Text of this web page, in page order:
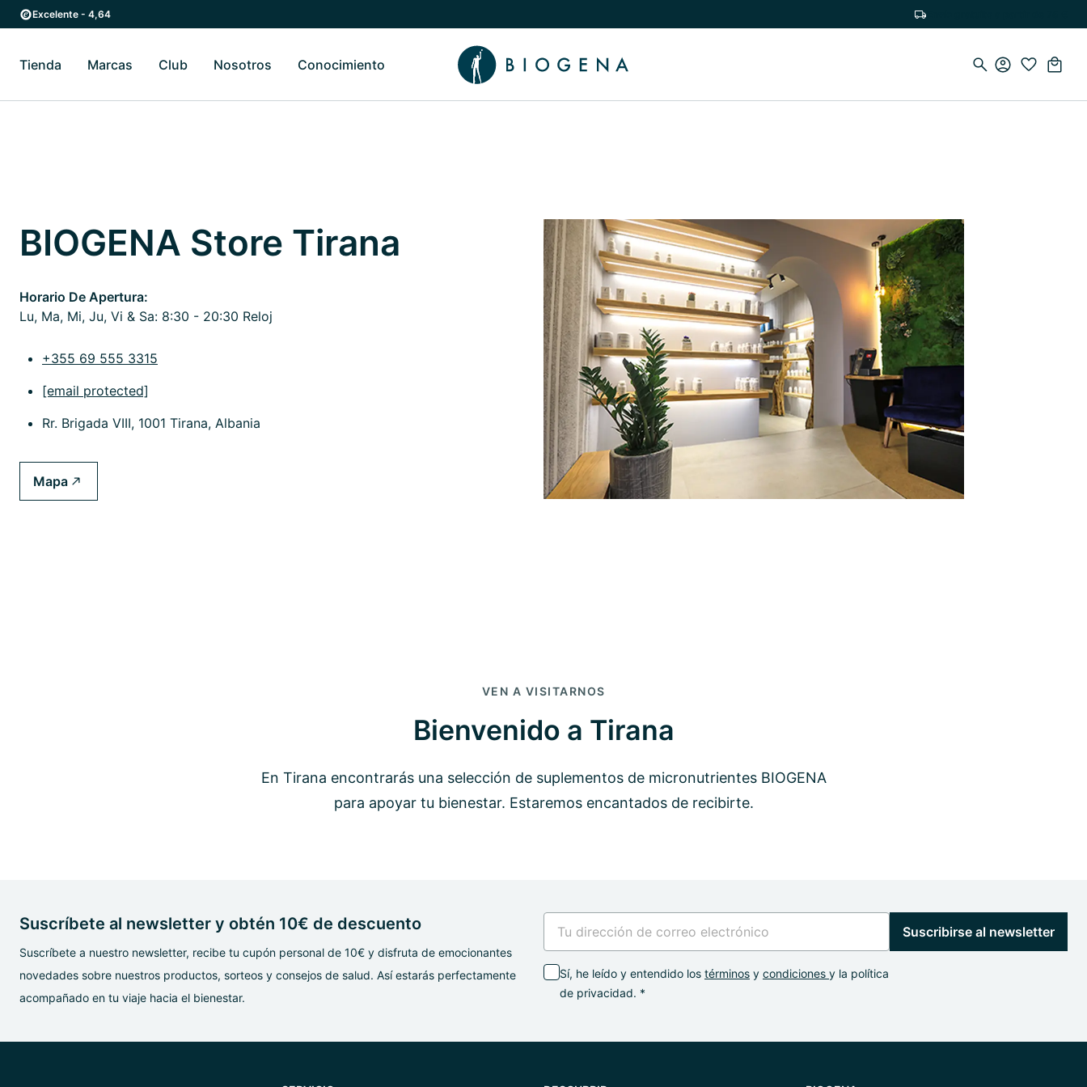
Ir al contenido principal
Ir a la navegación principal
Excelente - 4,64
Tienda Alternar submenú de Tienda
Marcas Alternar submenú de Marcas
Club Nosotros Alternar submenú de Nosotros
Conocimiento Alternar submenú de Conocimiento
BIOGENA Store Tirana
Horario De Apertura:
Lu, Ma, Mi, Ju, Vi & Sa: 8:30 - 20:30 Reloj
+355 69 555 3315
[email protected]
Rr. Brigada VIII, 1001 Tirana, Albania
Mapa
VEN A VISITARNOS
Bienvenido a Tirana
En Tirana encontrarás una selección de suplementos de micronutrientes BIOGENA
para apoyar tu bienestar. Estaremos encantados de recibirte.
Suscríbete al newsletter y obtén 10€ de descuento
Suscríbete a nuestro newsletter, recibe tu cupón personal de 10€ y disfruta de emocionantes
novedades sobre nuestros productos, sorteos y consejos de salud. Así estarás perfectamente
acompañado en tu viaje hacia el bienestar.
Sí, he leído y entendido los términos y condiciones y la política
de privacidad. *
Suscribirse al newsletter